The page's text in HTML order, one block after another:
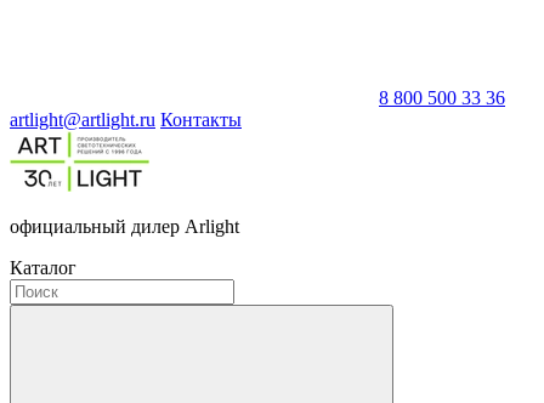
8 800 500 33 36
artlight@artlight.ru Контакты
официальный дилер Arlight
Каталог